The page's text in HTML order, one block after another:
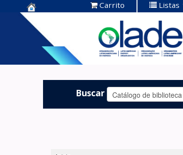
Centro de
Documentación
OLADE -
Carrito Listas
Buscar